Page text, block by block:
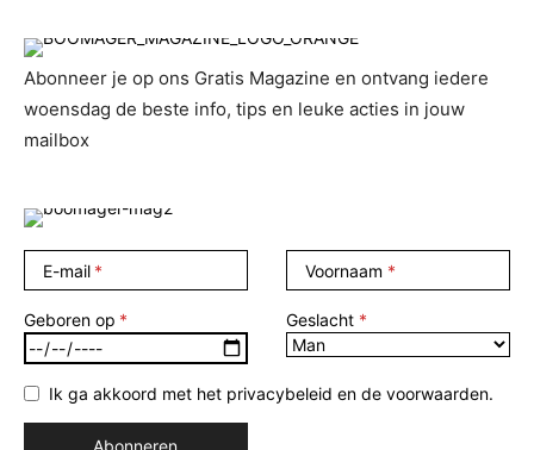
Abonneer je op ons Gratis Magazine en ontvang iedere
woensdag de beste info, tips en leuke acties in jouw
mailbox
E-mail Voornaam
Geboren op Geslacht
Ik ga akkoord met het privacybeleid en de voorwaarden.